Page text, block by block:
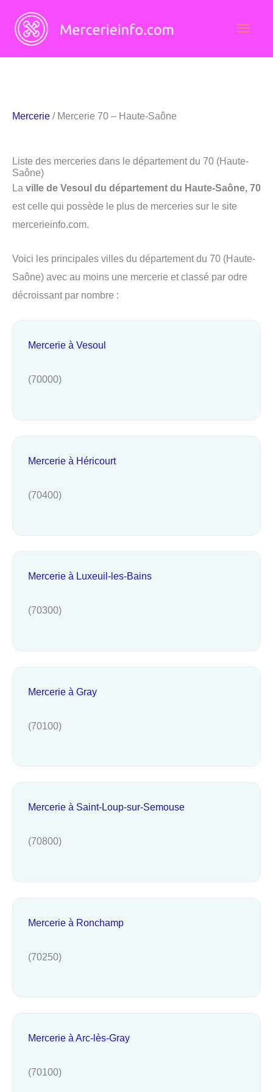
contenu
Mercerie / Mercerie 70 – Haute-Saône
Liste des merceries dans le département du 70 (Haute-
Saône)
La ville de Vesoul du département du Haute-Saône, 70
est celle qui possède le plus de merceries sur le site
mercerieinfo.com.
Voici les principales villes du département du 70 (Haute-
Saône) avec au moins une mercerie et classé par odre
décroissant par nombre :
Mercerie à Vesoul
(70000)
Mercerie à Héricourt
(70400)
Mercerie à Luxeuil-les-Bains
(70300)
Mercerie à Gray
(70100)
Mercerie à Saint-Loup-sur-Semouse
(70800)
Mercerie à Ronchamp
(70250)
Mercerie à Arc-lès-Gray
(70100)